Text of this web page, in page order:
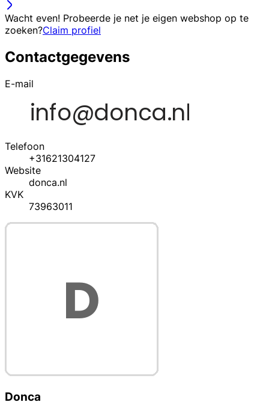
Wacht even! Probeerde je net je eigen webshop op te
zoeken?Claim profiel
Contactgegevens
E-mail
Telefoon
+31621304127
Website
donca.nl
KVK
73963011
Donca